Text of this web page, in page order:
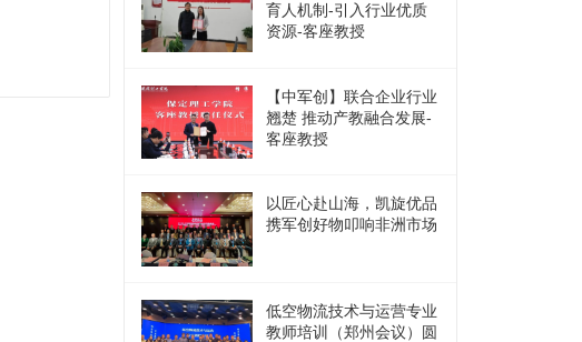
育人机制-引入行业优质
资源-客座教授
【中军创】联合企业行业
翘楚 推动产教融合发展-
客座教授
以匠心赴山海，凯旋优品
携军创好物叩响非洲市场
低空物流技术与运营专业
教师培训（郑州会议）圆